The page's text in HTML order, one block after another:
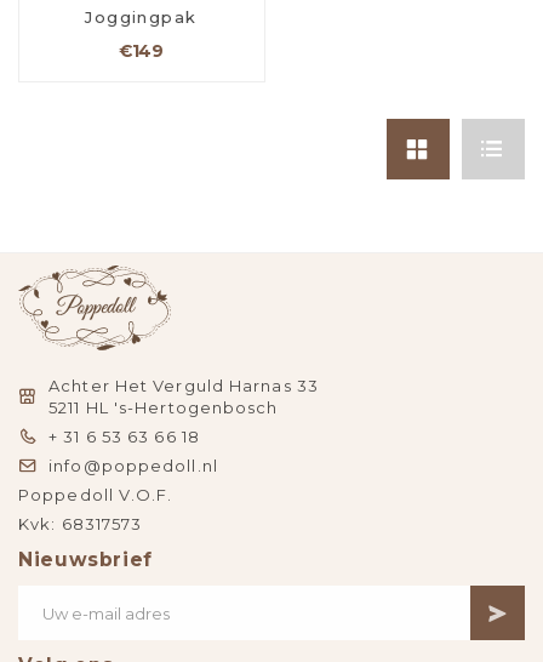
Joggingpak
€149
Achter Het Verguld Harnas 33
5211 HL 's-Hertogenbosch
+ 31 6 53 63 66 18
info@poppedoll.nl
Poppedoll V.O.F.
Kvk: 68317573
Nieuwsbrief